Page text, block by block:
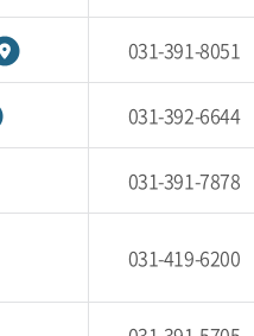
031-391-8051
031-392-6644
031-391-7878
031-419-6200